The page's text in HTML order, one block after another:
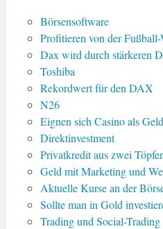
Börsensoftware
Profitieren von der
Dax wird durch stärkeren
Toshiba
Rekordwert für den DAX
N26
Eignen sich Casino als
Direktinvestment
Privatkredit aus zwei
Geld mit Marketing und
Aktuelle Kurse an der
Sollte man in Gold
Trading und Social-Trading